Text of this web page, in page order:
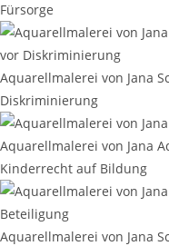
Fürsorge
Aquarellmalerei von Jana
Diskriminierung
Aquarellmalerei von Jana
Kinderrecht auf Bildung
Aquarellmalerei von Jana